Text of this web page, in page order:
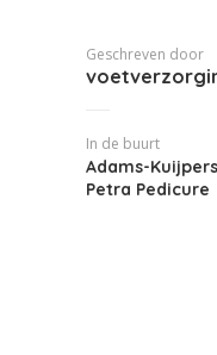
Geschreven door
In de buurt
Adams-Kuijpers
Petra Pedicure